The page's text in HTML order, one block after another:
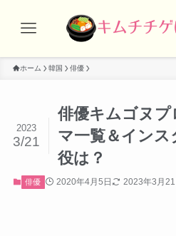
ホーム 韓国 俳優
俳優キムゴヌプ
マ一覧＆インス
役は？
2023
3/21
俳優 2020年4月5日 2023年3月21